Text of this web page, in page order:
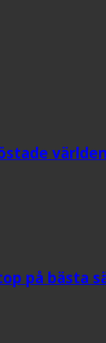
världen
på bästa